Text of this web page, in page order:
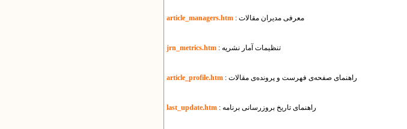
article_managers.htm : معرفى مدیران مقالات
jrn_metrics.htm : تنظیمات آمار نشریه
article_profile.htm : راهنمای صفحه‌ی فهرست و پرونده‌ی مقالات
last_update.htm : راهنمای تاریخ بروزرسانی برنامه